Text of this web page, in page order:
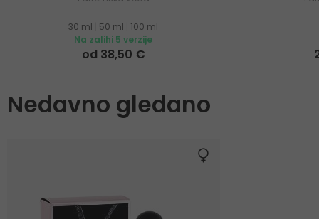
30 ml 50 ml
100 ml
Na zalihi 5 verzije
od 38,50 €
Nedavno gledano